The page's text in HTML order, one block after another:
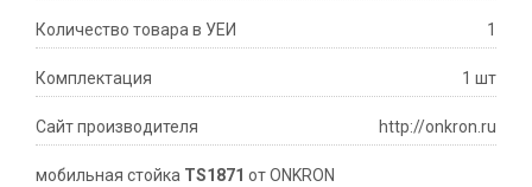
Количество товара в УЕИ 1
Комплектация 1 шт
Сайт производителя http://onkron.ru
мобильная стойка TS1871 от ONKRON